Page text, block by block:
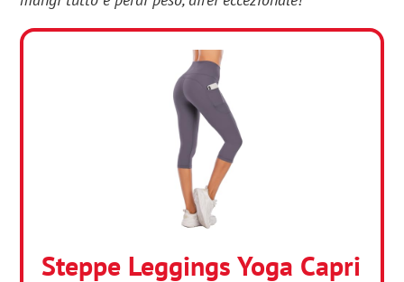
Steppe Leggings Yoga Capri